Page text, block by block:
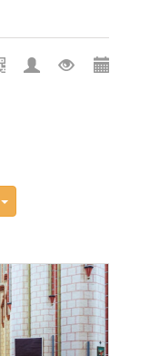
Toggle Dropdown